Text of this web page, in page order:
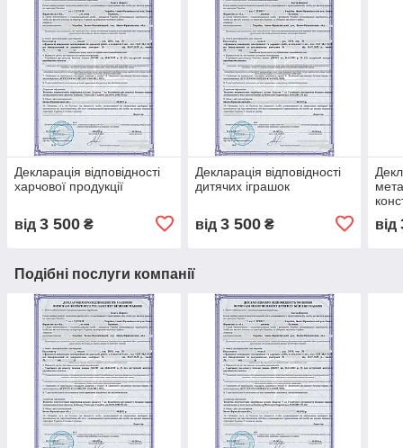
Декларація відповідності
харчової продукції
від 3 500 ₴
Декларація відповідності
дитячих іграшок
від 3 500₴ від
Подібні послуги компанії